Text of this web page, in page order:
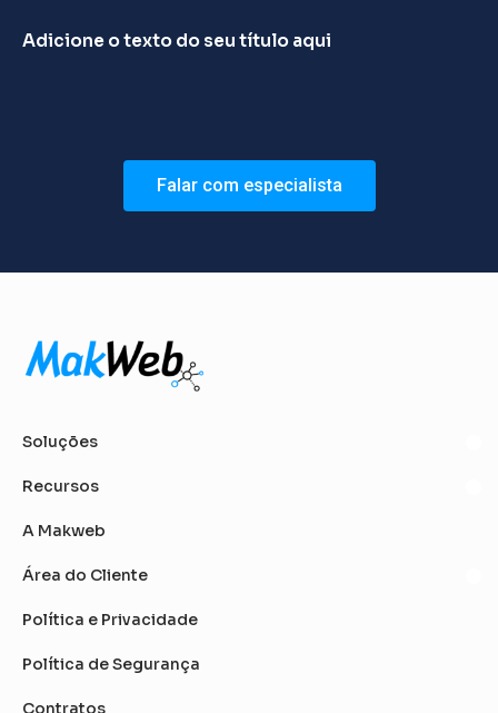
Adicione o texto do seu título aqui
Falar com especialista
Soluções
Recursos
A Makweb
Área do Cliente
Política e Privacidade
Política de Segurança
Contratos